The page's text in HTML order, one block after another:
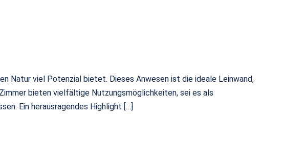
Natur viel Potenzial bietet. Dieses Anwesen ist die ideale Leinwand,
bieten vielfältige Nutzungsmöglichkeiten, sei es als
Ein herausragendes Highlight […]